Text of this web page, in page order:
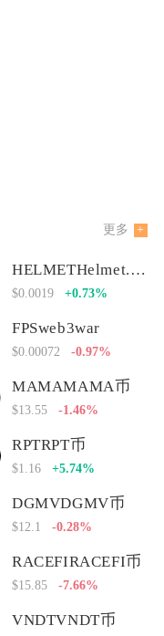
更多
HELMETHelmet.insure Governance Token
$0.0019 +0.73%
FPSweb3war
$0.00072 -0.97%
MAMAMAMA币
$13.55 -1.46%
RPTRPT币
$1.16 +5.74%
DGMVDGMV币
$12.1 -0.28%
RACEFIRACEFI币
$15.85 -7.66%
VNDTVNDT币